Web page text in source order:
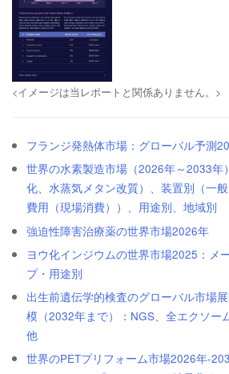
<イメージは当レポートと関係ありません。>
フランジ発熱体市場：グローバル予測
世界の水素製造市場（2026年～2033年
化、水蒸気メタン改質）、装置別（一
費用（現場消費））、用途別、地域別
強迫性障害治療薬の世界市場2026年
ヨウ化インジウムの世界市場2025：メ
プ・用途別
出生前遺伝学的検査のグローバル市場
模（2032年まで）：NGS、全エクソー
他
世界のPETプリフォーム市場2026年-